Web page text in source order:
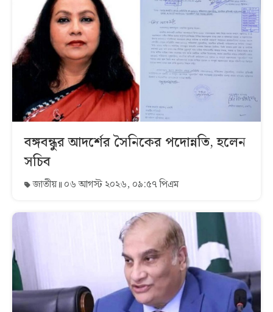
বঙ্গবন্ধুর আদর্শের সৈনিকের পদোন্নতি, হলেন
সচিব
জাতীয় ০৬ আগস্ট ২০২৬, ০৯:৫৭ পিএম